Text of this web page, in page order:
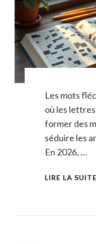
Les mots
où les
former des
séduire les
En 2026, …
LIRE LA SUITE